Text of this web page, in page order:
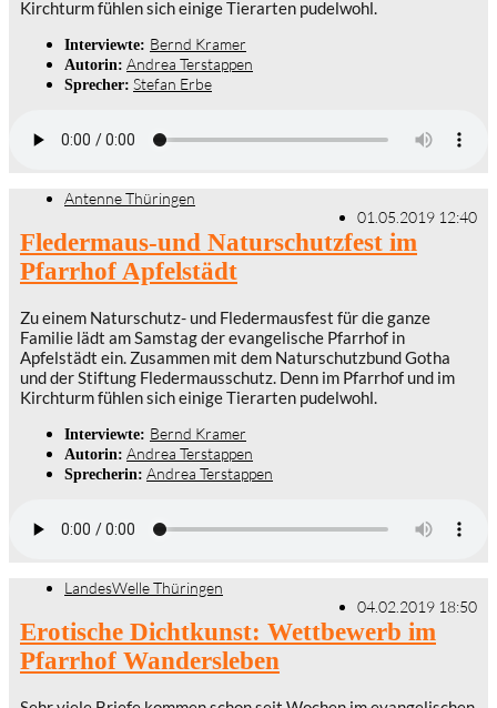
Kirchturm fühlen sich einige Tierarten pudelwohl.
Interviewte: Bernd Kramer
Autorin: Andrea Terstappen
Sprecher: Stefan Erbe
Antenne Thüringen
01.05.2019 12:40
Fledermaus-und Naturschutzfest im
Pfarrhof Apfelstädt
Zu einem Naturschutz- und Fledermausfest für die ganze
Familie lädt am Samstag der evangelische Pfarrhof in
Apfelstädt ein. Zusammen mit dem Naturschutzbund Gotha
und der Stiftung Fledermausschutz. Denn im Pfarrhof und im
Kirchturm fühlen sich einige Tierarten pudelwohl.
Interviewte: Bernd Kramer
Autorin: Andrea Terstappen
Sprecherin: Andrea Terstappen
LandesWelle Thüringen
04.02.2019 18:50
Erotische Dichtkunst: Wettbewerb im
Pfarrhof Wandersleben